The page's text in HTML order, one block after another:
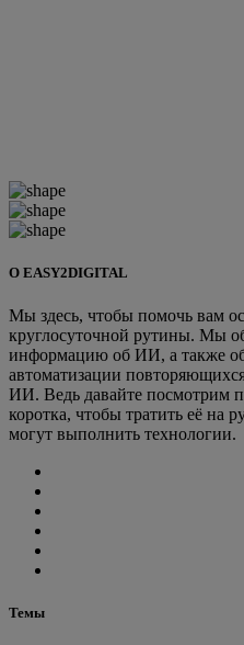
О EASY2DIGITAL
Мы здесь, чтобы помочь вам
круглосуточной рутины. Мы
информацию об ИИ, а также
автоматизации
ИИ. Ведь давайте посмотрим
коротка, чтобы тратить её на
могут выполнить технологии.
Темы